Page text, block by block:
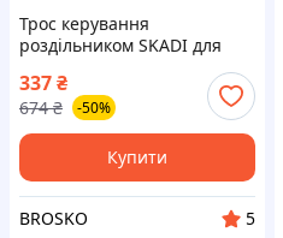
Трос керування
роздільником SKADI для
МАЗ і КРАЗ завдовжки 850
мм модель 238.1772183
337₴
674 ₴ -50%
Купити
BROSKO
5